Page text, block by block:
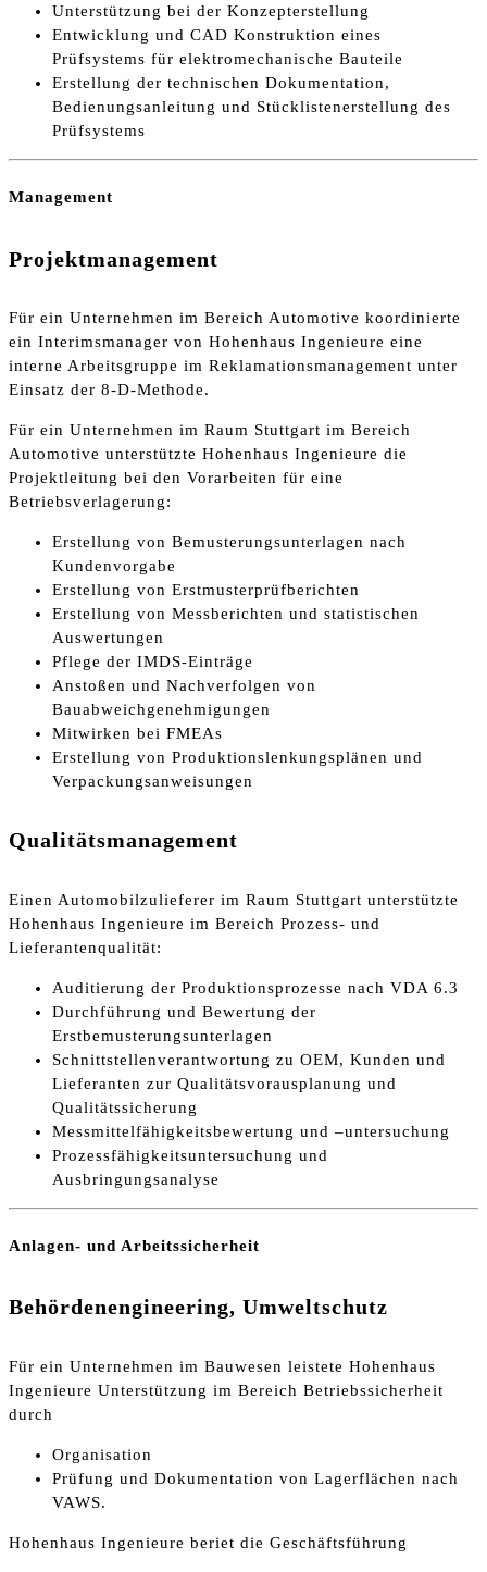
Unterstützung bei der Konzepterstellung
Entwicklung und CAD Konstruktion eines
Prüfsystems für elektromechanische Bauteile
Erstellung der technischen Dokumentation,
Bedienungsanleitung und Stücklistenerstellung des
Prüfsystems
Management
Projektmanagement
Für ein Unternehmen im Bereich Automotive koordinierte
ein Interimsmanager von Hohenhaus Ingenieure eine
interne Arbeitsgruppe im Reklamationsmanagement unter
Einsatz der 8-D-Methode.
Für ein Unternehmen im Raum Stuttgart im Bereich
Automotive unterstützte Hohenhaus Ingenieure die
Projektleitung bei den Vorarbeiten für eine
Betriebsverlagerung:
Erstellung von Bemusterungsunterlagen nach
Kundenvorgabe
Erstellung von Erstmusterprüfberichten
Erstellung von Messberichten und statistischen
Auswertungen
Pflege der IMDS-Einträge
Anstoßen und Nachverfolgen von
Bauabweichgenehmigungen
Mitwirken bei FMEAs
Erstellung von Produktionslenkungsplänen und
Verpackungsanweisungen
Qualitätsmanagement
Einen Automobilzulieferer im Raum Stuttgart unterstützte
Hohenhaus Ingenieure im Bereich Prozess- und
Lieferantenqualität:
Auditierung der Produktionsprozesse nach VDA 6.3
Durchführung und Bewertung der
Erstbemusterungsunterlagen
Schnittstellenverantwortung zu OEM, Kunden und
Lieferanten zur Qualitätsvorausplanung und
Qualitätssicherung
Messmittelfähigkeitsbewertung und –untersuchung
Prozessfähigkeitsuntersuchung und
Ausbringungsanalyse
Anlagen- und Arbeitssicherheit
Behördenengineering, Umweltschutz
Für ein Unternehmen im Bauwesen leistete Hohenhaus
Ingenieure Unterstützung im Bereich Betriebssicherheit
durch
Organisation
Prüfung und Dokumentation von Lagerflächen nach
VAWS.
Hohenhaus Ingenieure beriet die Geschäftsführung